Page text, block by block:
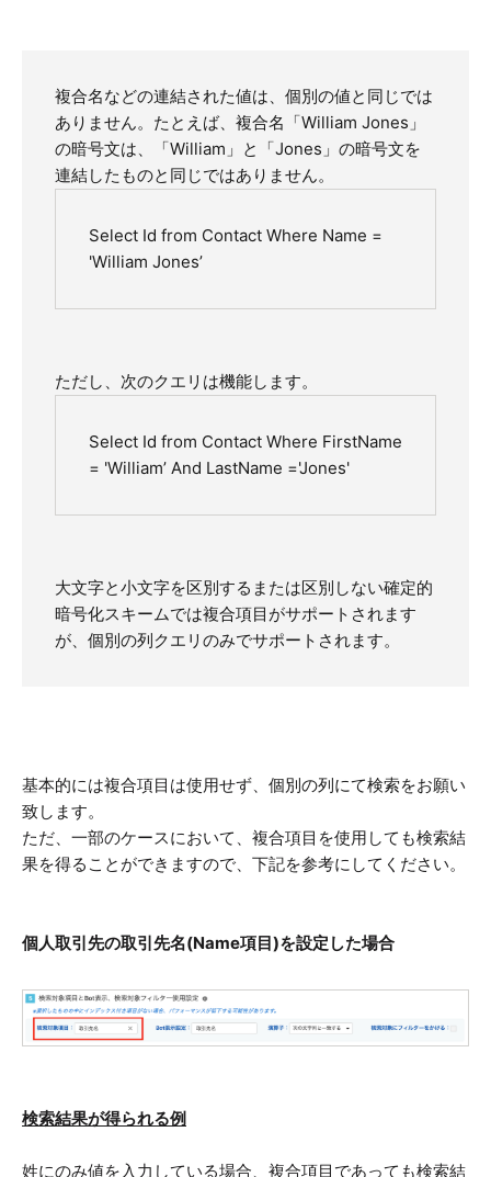
複合名などの連結された値は、個別の値と同じでは
ありません。たとえば、複合名「William Jones」
の暗号文は、「William」と「Jones」の暗号文を
連結したものと同じではありません。
Select Id from Contact Where Name =
'William Jones’
ただし、次のクエリは機能します。
Select Id from Contact Where FirstName
= 'William’ And LastName ='Jones'
大文字と小文字を区別するまたは区別しない確定的
暗号化スキームでは複合項目がサポートされます
が、個別の列クエリのみでサポートされます。
基本的には複合項目は使用せず、 個別の列にて検索をお願い
致します。
ただ、一部のケースにおいて、複合項目を使用しても検索結
果を得ることができますので、下記を参考にしてください。
個人取引先の取引先名(Name項目)を設定した場合
検索結果が得られる例
姓にのみ値を入力している場合、複合項目であっても検索結